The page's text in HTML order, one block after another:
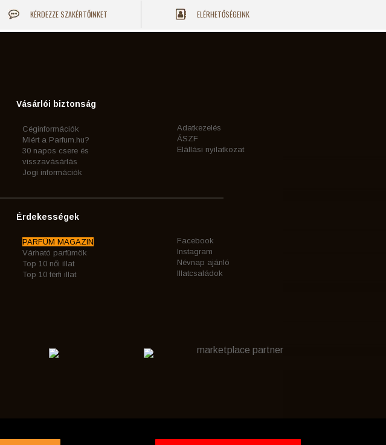
KÉRDEZZE SZAKÉRTŐINKET ELÉRHETŐSÉGEINK
Vásárlói biztonság
Céginformációk
Miért a Parfum.hu?
30 napos csere és
visszavásárlás
Jogi információk
Adatkezelés
ÁSZF
Elállási nyilatkozat
Érdekességek
PARFÜM MAGAZIN
Várható parfümök
Top 10 női illat
Top 10 férfi illat
Facebook
Instagram
Névnap ajánló
Illatcsaládok
marketplace partner